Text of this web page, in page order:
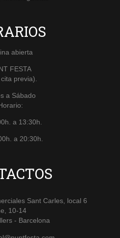
abierta
FESTA
previa).
a Sábado
a 13:30h.
a 20:30h.
Sant Carles, local 6
10-14
- Barcelona